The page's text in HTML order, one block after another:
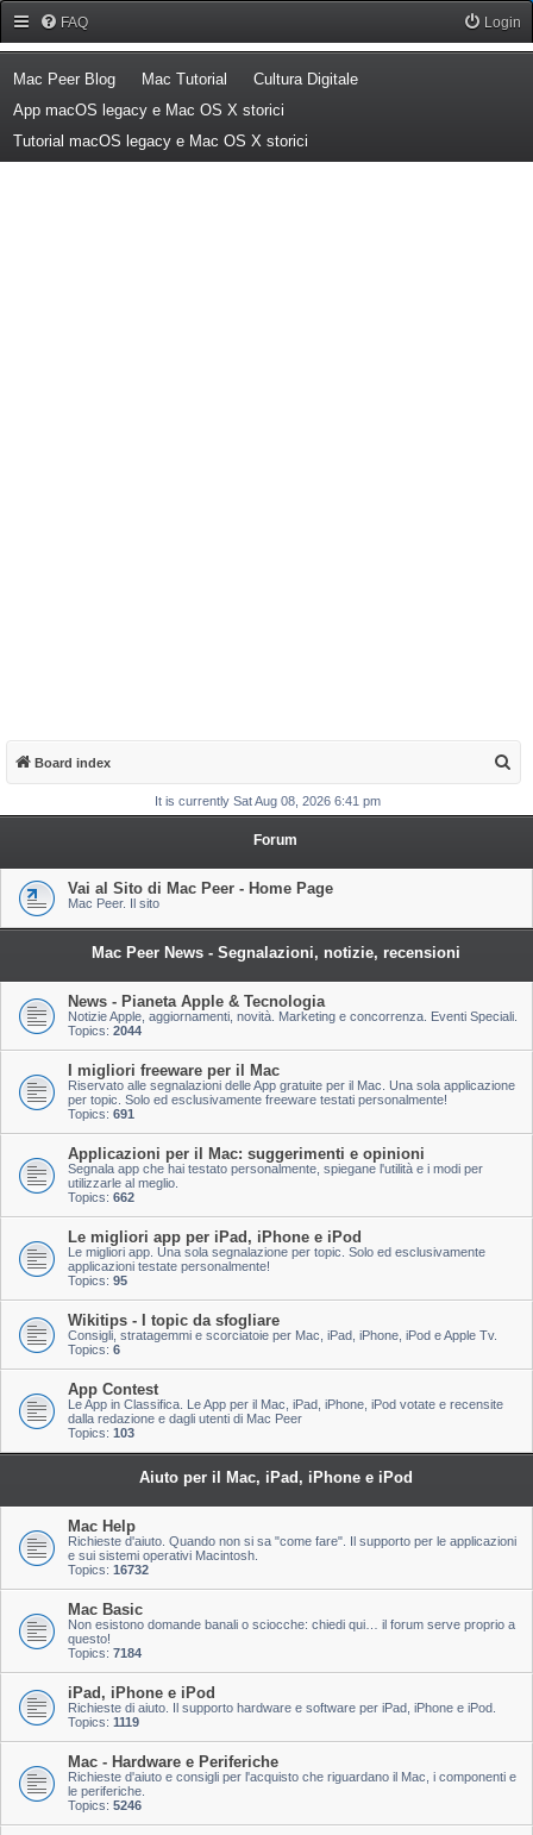
FAQ Login
Mac Peer Blog(Opens a new tab)
Mac Tutorial (Opens a new tab)
Cultura Digitale(Opens a new tab)
App macOS legacy e Mac OS X storici
Tutorial macOS legacy e Mac OS X storici
Board index
a
It is currently Sat Aug 08, 2026 6:41 pm
Forum
Vai al Sito di Mac Peer - Home Page
Mac Peer. Il sito
Mac Peer News - Segnalazioni, notizie, recensioni
News - Pianeta Apple & Tecnologia
Notizie Apple, aggiornamenti, novità. Marketing e concorrenza. Eventi Speciali.
Topics: 2044
I migliori freeware per il Mac
Riservato alle segnalazioni delle App gratuite per il Mac. Una sola applicazione
per topic. Solo ed esclusivamente freeware testati personalmente!
Topics: 691
Applicazioni per il Mac: suggerimenti e opinioni
Segnala app che hai testato personalmente, spiegane l'utilità e i modi per
utilizzarle al meglio.
Topics: 662
Le migliori app per iPad, iPhone e iPod
Le migliori app. Una sola segnalazione per topic. Solo ed esclusivamente
applicazioni testate personalmente!
Topics: 95
Wikitips - I topic da sfogliare
Consigli, stratagemmi e scorciatoie per Mac, iPad, iPhone, iPod e Apple Tv.
Topics: 6
App Contest
Le App in Classifica. Le App per il Mac, iPad, iPhone, iPod votate e recensite
dalla redazione e dagli utenti di Mac Peer
Topics: 103
Aiuto per il Mac, iPad, iPhone e iPod
Mac Help
Richieste d'aiuto. Quando non si sa "come fare". Il supporto per le applicazioni
e sui sistemi operativi Macintosh.
Topics: 16732
Mac Basic
Non esistono domande banali o sciocche: chiedi qui… il forum serve proprio a
questo!
Topics: 7184
iPad, iPhone e iPod
Richieste di aiuto. Il supporto hardware e software per iPad, iPhone e iPod.
Topics: 1119
Mac - Hardware e Periferiche
Richieste d'aiuto e consigli per l'acquisto che riguardano il Mac, i componenti e
le periferiche.
Topics: 5246